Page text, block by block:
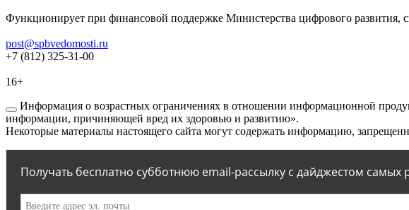
Функционирует при финансовой поддержке Министерства цифрового развития,
post@spbvedomosti.ru
+7 (812) 325-31-00
16+
Информация о возрастных ограничениях в отношении информационной
информации, причиняющей вред их здоровью и развитию».
Некоторые материалы настоящего сайта могут содержать информацию,
Получать бесплатно субботнюю email-рассылку с дайджестом самых